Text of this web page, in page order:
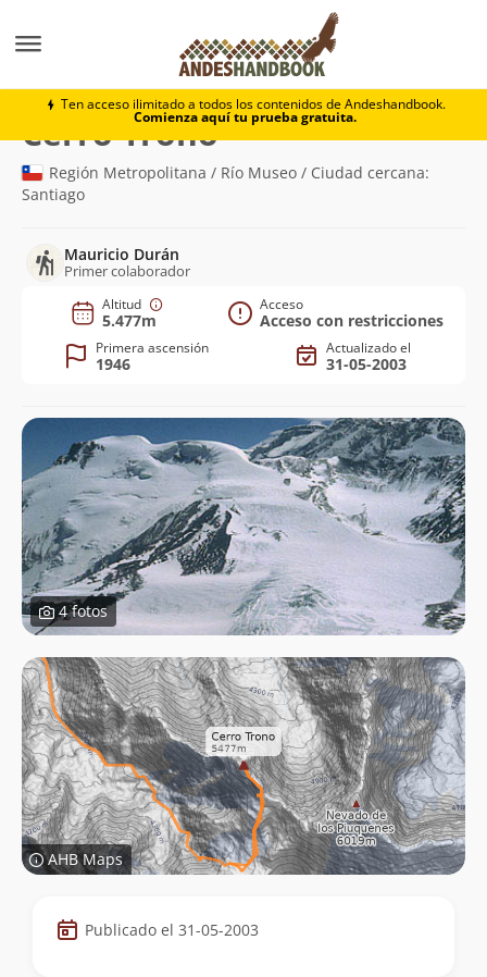
Ten acceso ilimitado a todos los contenidos de Andeshandbook.
Comienza aquí tu prueba gratuita.
Cerro Trono
Cerro Trono(5.477m)
Región Metropolitana / Río Museo / Ciudad cercana:
Santiago
Mauricio Durán
Primer colaborador
Altitud
5.477m
Acceso
Acceso con restricciones
Primera ascensión
1946
Actualizado el
31-05-2003
4 fotos
AHB Maps
Datos
de
Publicado el 31-05-2003